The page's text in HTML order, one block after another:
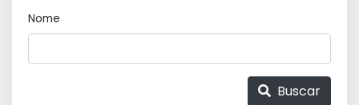
Nome
Buscar